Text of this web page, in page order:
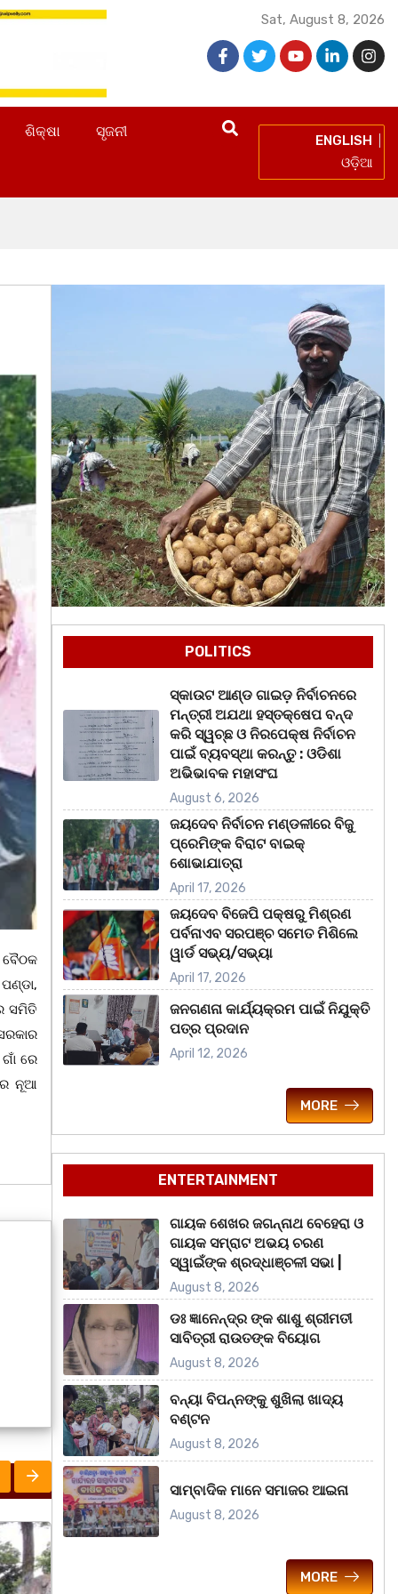
Sat, August 8, 2026
ଶିକ୍ଷା ସୃଜନୀ
ENGLISH
ଓଡ଼ିଆ
ବୈଠକ
ସମିତି
ରେ
ନୂଆ
ରାଜ୍ୟ
POLITICS
ସ୍କାଉଟ ଆଣ୍ଡ ଗାଇଡ଼ ନିର୍ବାଚନରେ
ମନ୍ତ୍ରୀ ଅଯଥା ହସ୍ତକ୍ଷେପ ବନ୍ଦ
କରି ସ୍ୱଚ୍ଛ ଓ ନିରପେକ୍ଷ ନିର୍ବାଚନ
ପାଇଁ ବ୍ୟବସ୍ଥା କରନ୍ତୁ : ଓଡିଶା
ଅଭିଭାବକ ମହାସଂଘ
August 6, 2026
ଜୟଦେବ ନିର୍ବାଚନ ମଣ୍ଡଳୀରେ ବିଜୁ
ପ୍ରେମିଙ୍କ ବିରାଟ ବାଇକ୍
ଶୋଭାଯାତ୍ରା
April 17, 2026
ଜୟଦେବ ବିଜେପି ପକ୍ଷରୁ ମିଶ୍ରଣ
ପର୍ବନାଏବ ସରପଞ୍ଚ ସମେତ ମିଶିଲେ
ୱାର୍ଡ ସଭ୍ୟ/ସଭ୍ୟା
April 17, 2026
ଜନଗଣନା କାର୍ଯ୍ୟକ୍ରମ ପାଇଁ ନିଯୁକ୍ତି
ପତ୍ର ପ୍ରଦାନ
April 12, 2026
MORE
ENTERTAINMENT
ଗାୟକ ଶେଖର ଜଗନ୍ନାଥ ବେହେରା ଓ
ଗାୟକ ସମ୍ରାଟ ଅଭୟ ଚରଣ
ସ୍ୱାଇଁଙ୍କ ଶ୍ରଦ୍ଧାଞ୍ଚଳୀ ସଭା |
August 8, 2026
ଡଃ ଜ୍ଞାନେନ୍ଦ୍ର ଙ୍କ ଶାଶୁ ଶ୍ରୀମତୀ
ସାବିତ୍ରୀ ରାଉତଙ୍କ ବିୟୋଗ
August 8, 2026
ବନ୍ୟା ବିପନ୍ନଙ୍କୁ ଶୁଖିଲା ଖାଦ୍ୟ
ବଣ୍ଟନ
August 8, 2026
ସାମ୍ବାଦିକ ମାନେ ସମାଜର ଆଇନା
August 8, 2026
MORE